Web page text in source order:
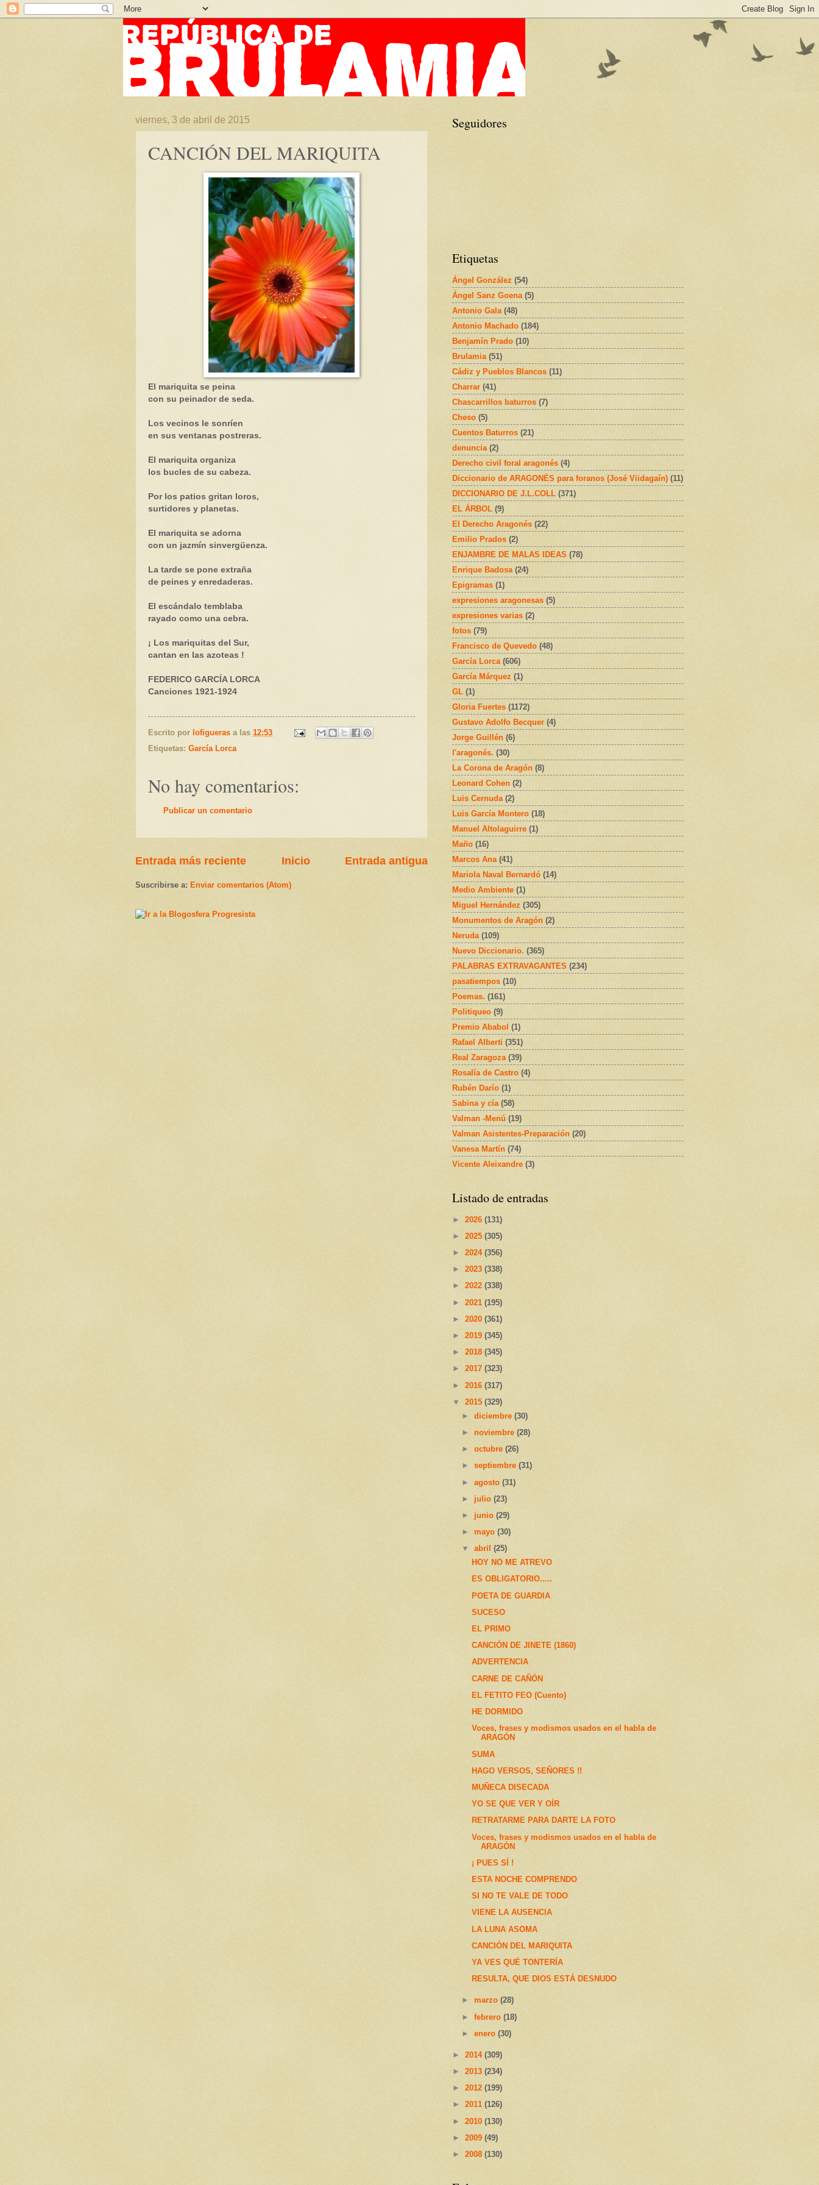
viernes, 3 de abril de 2015
CANCIÓN DEL MARIQUITA
El mariquita se peina
con su peinador de seda.
Los vecinos le sonríen
en sus ventanas postreras.
El mariquita organiza
los bucles de su cabeza.
Por los patios gritan loros,
surtidores y planetas.
El mariquita se adorna
con un jazmín sinvergüenza.
La tarde se pone extraña
de peines y enredaderas.
El escándalo temblaba
rayado como una cebra.
¡ Los mariquitas del Sur,
cantan en las azoteas !
FEDERICO GARCÍA LORCA
Canciones 1921-1924
Escrito por lofigueras a las 12:53
Etiquetas: García Lorca
No hay comentarios:
Publicar un comentario
Entrada más reciente Entrada antigua
Inicio
Suscribirse a: Enviar comentarios (Atom)
Seguidores
Etiquetas
Ángel González (54)
Ángel Sanz Goena (5)
Antonio Gala (48)
Antonio Machado (184)
Benjamín Prado (10)
Brulamia (51)
Cádiz y Pueblos Blancos (11)
Charrar (41)
Chascarrillos baturros (7)
Cheso (5)
Cuentos Baturros (21)
denuncia (2)
Derecho civil foral aragonés (4)
Diccionario de ARAGONÉS para foranos (José Viidagaín) (11)
DICCIONARIO DE J.L.COLL (371)
EL ÁRBOL (9)
El Derecho Aragonés (22)
Emilio Prados (2)
ENJAMBRE DE MALAS IDEAS (78)
Enrique Badosa (24)
Epigramas (1)
expresiones aragonesas (5)
expresiones varias (2)
fotos (79)
Francisco de Quevedo (48)
García Lorca (606)
García Márquez (1)
GL (1)
Gloria Fuertes (1172)
Gustavo Adolfo Becquer (4)
Jorge Guillén (6)
l'aragonés. (30)
La Corona de Aragón (8)
Leonard Cohen (2)
Luis Cernuda (2)
Luis García Montero (18)
Manuel Altolaguirre (1)
Maño (16)
Marcos Ana (41)
Mariola Naval Bernardó (14)
Medio Ambiente (1)
Miguel Hernández (305)
Monumentos de Aragón (2)
Neruda (109)
Nuevo Diccionario. (365)
PALABRAS EXTRAVAGANTES (234)
pasatiempos (10)
Poemas. (161)
Politiqueo (9)
Premio Ababol (1)
Rafael Alberti (351)
Real Zaragoza (39)
Rosalía de Castro (4)
Rubén Darío (1)
Sabina y cía (58)
Valman -Menú (19)
Valman Asistentes-Preparación (20)
Vanesa Martín (74)
Vicente Aleixandre (3)
Listado de entradas
► 2026 (131)
► 2025 (305)
► 2024 (356)
► 2023 (338)
► 2022 (338)
► 2021 (195)
► 2020 (361)
► 2019 (345)
► 2018 (345)
► 2017 (323)
► 2016 (317)
▼ 2015 (329)
►diciembre(30)
►noviembre(28)
►octubre(26)
►septiembre(31)
►agosto(31)
► julio(23)
►junio(29)
►mayo(30)
▼abril(25)
HOY NO ME ATREVO
ES OBLIGATORIO.....
POETA DE GUARDIA
SUCESO
EL PRIMO
CANCIÓN DE JINETE (1860)
ADVERTENCIA
CARNE DE CAÑÓN
EL FETITO FEO (Cuento)
HE DORMIDO
Voces, frases y modismos usados en el habla de
ARAGÓN
SUMA
HAGO VERSOS, SEÑORES !!
MUÑECA DISECADA
YO SE QUE VER Y OÍR
RETRATARME PARA DARTE LA FOTO
Voces, frases y modismos usados en el habla de
ARAGÓN
¡ PUES SÍ !
ESTA NOCHE COMPRENDO
SI NO TE VALE DE TODO
VIENE LA AUSENCIA
LA LUNA ASOMA
CANCIÓN DEL MARIQUITA
YA VES QUÉ TONTERÍA
RESULTA, QUE DIOS ESTÁ DESNUDO
►marzo(28)
►febrero(18)
►enero(30)
► 2014 (309)
► 2013 (234)
► 2012 (199)
► 2011 (126)
► 2010 (130)
► 2009 (49)
► 2008 (130)